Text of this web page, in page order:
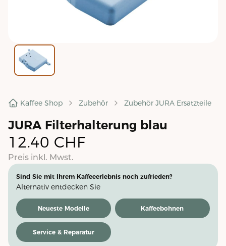
Kaffee Shop Zubehör Zubehör JURA Ersatzteile
JURA Filterhalterung blau
12.40 CHF
Preis inkl. Mwst.
Sind Sie mit Ihrem Kaffeeerlebnis noch zufrieden?
Alternativ entdecken Sie
Neueste Modelle Kaffeebohnen
Service & Reparatur